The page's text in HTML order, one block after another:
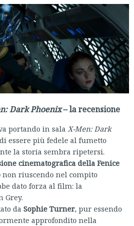
Dark Phoenix– la recensione
portando in sala X-Men: Dark
essere più fedele al fumetto
la storia sembra ripetersi.
cinematografica della Fenice
non riuscendo nel compito
dato forza al film: la
Grey.
da Sophie Turner, pur essendo
approfondito nella